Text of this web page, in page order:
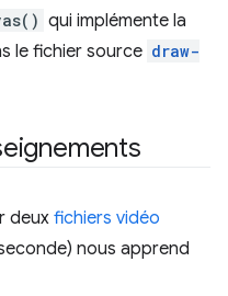
qui implémente la
le fichier source draw-
deux fichiers vidéo
nous apprend